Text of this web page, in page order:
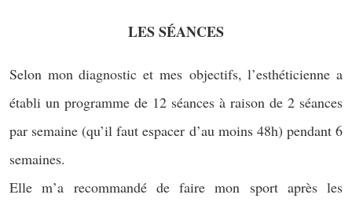
LES SÉANCES
Selon mon diagnostic et mes objectifs, l’esthéticienne a
établi un programme de 12 séances à raison de 2 séances
par semaine (qu’il faut espacer d’au moins 48h) pendant 6
semaines.
Elle m’a recommandé de faire mon sport après les